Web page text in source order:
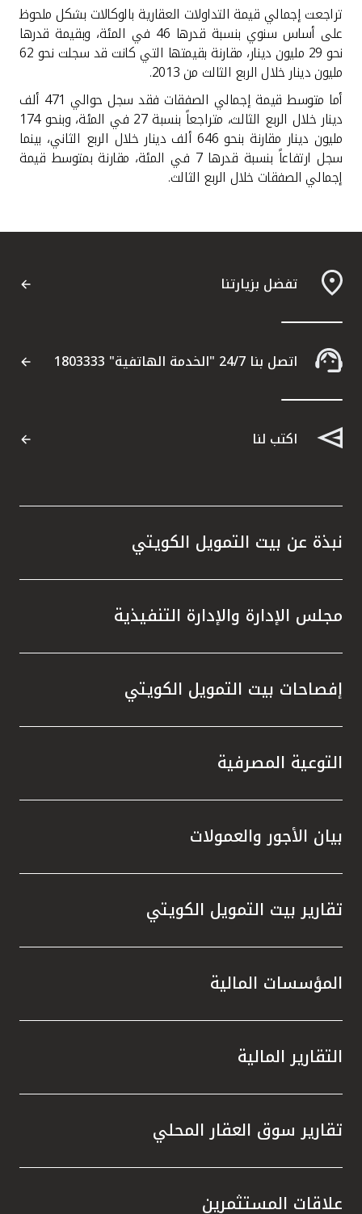
تراجعت إجمالي قيمة التداولات العقارية بالوكالات بشكل ملحوظ
على أساس سنوي بنسبة قدرها 46 في المئة، وبقيمة قدرها
نحو 29 مليون دينار، مقارنة بقيمتها التي كانت قد سجلت نحو 62
مليون دينار خلال الربع الثالث من 2013
.
أما متوسط قيمة إجمالي الصفقات فقد سجل حوالي 471 ألف
دينار خلال الربع الثالث، متراجعاً بنسبة 27 في المئة، وبنحو 174
مليون دينار مقارنة بنحو 646 ألف دينار خلال الربع الثاني، بينما
سجل ارتفاعاً بنسبة قدرها 7 في المئة، مقارنة بمتوسط قيمة
إجمالي الصفقات خلال الربع الثالث.
تفضل بزيارتنا
اتصل بنا 24/7 "الخدمة الهاتفية" 1803333
اكتب لنا
نبذة عن بيت التمويل الكويتي
مجلس الإدارة والإدارة التنفيذية
إفصاحات بيت التمويل الكويتي
التوعية المصرفية
بيان الأجور والعمولات
تقارير بيت التمويل الكويتي
المؤسسات المالية
التقارير المالية
تقارير سوق العقار المحلي
علاقات المستثمرين